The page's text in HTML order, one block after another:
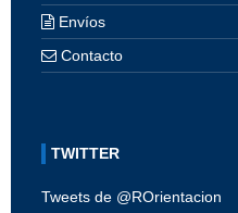
Envíos
Contacto
TWITTER
Tweets de @ROrientacion